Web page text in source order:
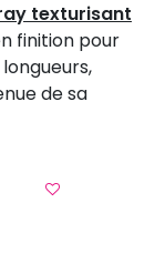
texturisant
finition pour
de sa